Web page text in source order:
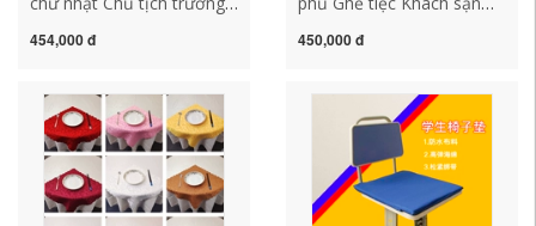
chỉnh ghế trường, bàn học
trải bàn hình oval khăn trải
bàn tròn 1m2
454,000 đ
cưới Ghế Hội ​​nghị Nhà
chỉnh khăn trải bàn tròn
1m2 khăn trải bàn bằng
450,000 đ